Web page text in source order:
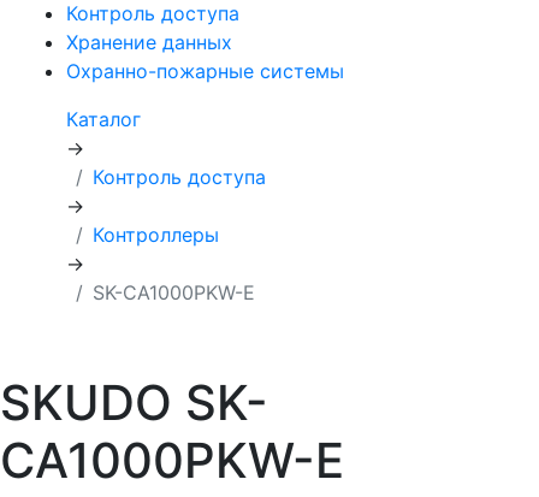
Контроль доступа
Хранение данных
Охранно-пожарные системы
Каталог
→
Контроль доступа
→
Контроллеры
→
SK-CA1000PKW-E
SKUDO SK-
CA1000PKW-E